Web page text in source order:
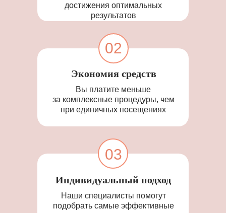
достижения оптимальных
результатов
Экономия средств
02
Вы платите меньше
за комплексные процедуры, чем
при единичных посещениях
03
Индивидуальный подход
Наши специалисты помогут
подобрать самые эффективные